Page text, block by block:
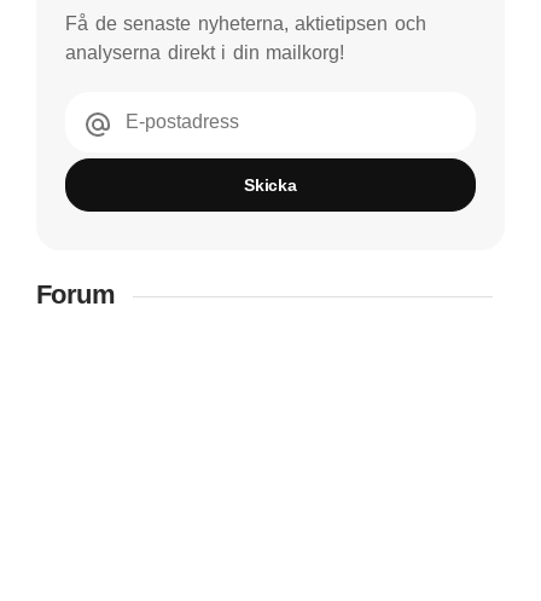
Få de senaste nyheterna, aktietipsen och
analyserna direkt i din mailkorg!
E-postadress
Skicka
Forum